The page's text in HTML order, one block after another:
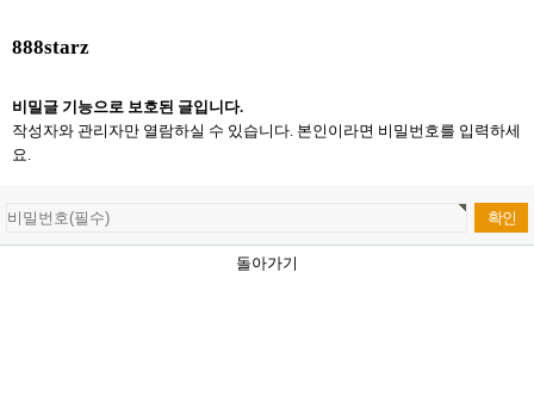
888starz
비밀글 기능으로 보호된 글입니다.
작성자와 관리자만 열람하실 수 있습니다. 본인이라면 비밀번호를 입력하세
요.
돌아가기